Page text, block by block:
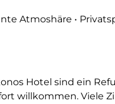
Atmoshäre •
Hotel sind ein
willkommen. Viele